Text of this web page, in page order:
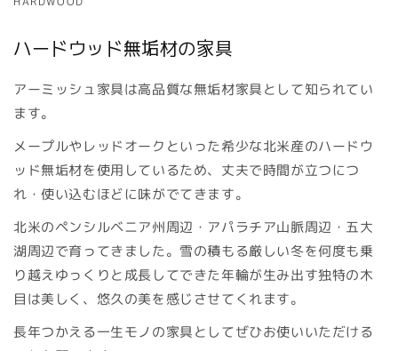
ハードウッド無垢材の家具
アーミッシュ家具は高品質な無垢材家具として知られてい
ます。
メープルやレッドオークといった希少な北米産のハードウ
ッド無垢材を使用しているため、丈夫で時間が立つにつ
れ・使い込むほどに味がでてきます。
北米のペンシルベニア州周辺・アパラチア山脈周辺・五大
湖周辺で育ってきました。雪の積もる厳しい冬を何度も乗
り越えゆっくりと成長してできた年輪が生み出す独特の木
目は美しく、悠久の美を感じさせてくれます。
長年つかえる一生モノの家具としてぜひお使いいただける